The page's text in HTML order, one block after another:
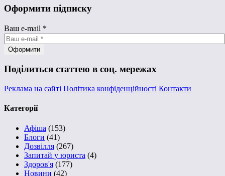
Оформити підписку
Ваш e-mail *
Поділиться статтею в соц. мережах
Реклама на сайті Політика конфіденційності Контакти
Категорії
Афіша (153)
Блоги (41)
Дозвілля (267)
Запитай у юриста (4)
Здоров'я (177)
Новини (42)